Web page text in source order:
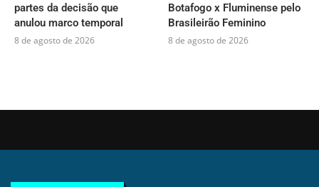
partes da decisão que
anulou marco temporal
8 de agosto de 2026
Botafogo x Fluminense pelo
Brasileirão Feminino
8 de agosto de 2026